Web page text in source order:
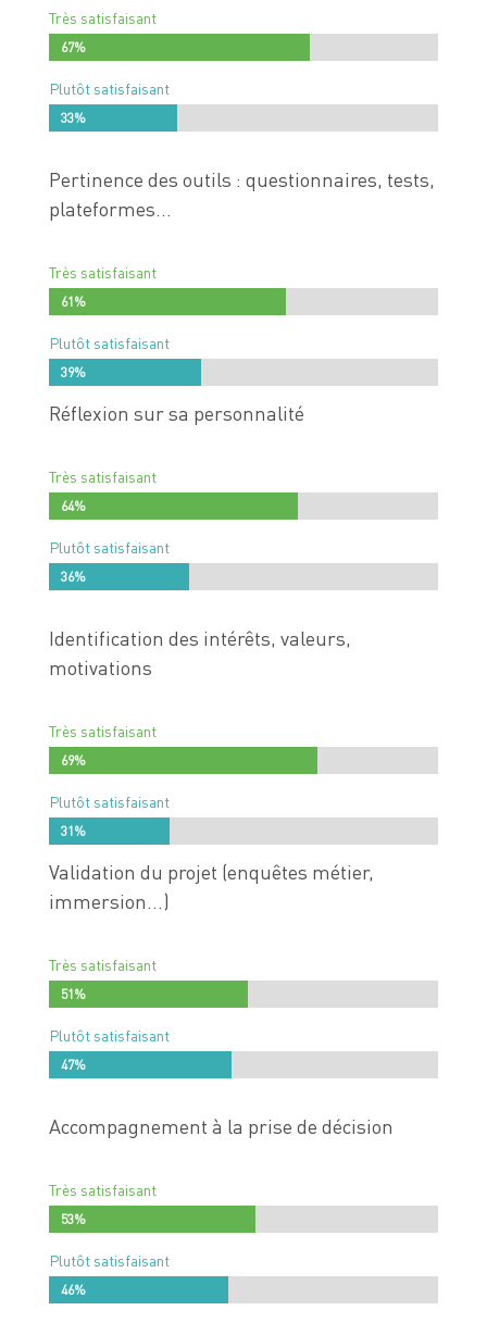
Très satisfaisant
67%
67%
Plutôt satisfaisant
33%
33%
Pertinence des outils : questionnaires, tests,
plateformes…
Très satisfaisant
61%
61%
Plutôt satisfaisant
39%
39%
Réflexion sur sa personnalité
Très satisfaisant
64%
64%
Plutôt satisfaisant
36%
36%
Identification des intérêts, valeurs,
motivations
Très satisfaisant
69%
69%
Plutôt satisfaisant
31%
31%
Validation du projet (enquêtes métier,
immersion…)
Très satisfaisant
51%
51%
Plutôt satisfaisant
47%
47%
Accompagnement à la prise de décision
Très satisfaisant
53%
53%
Plutôt satisfaisant
46%
46%